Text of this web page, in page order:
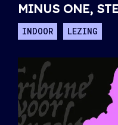
MINUS ONE,
INDOOR LEZING